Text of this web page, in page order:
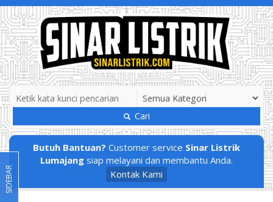
Cari
Butuh Bantuan? Customer service Sinar Listrik
Lumajang siap melayani dan membantu Anda.
Kontak Kami
SIDEBAR